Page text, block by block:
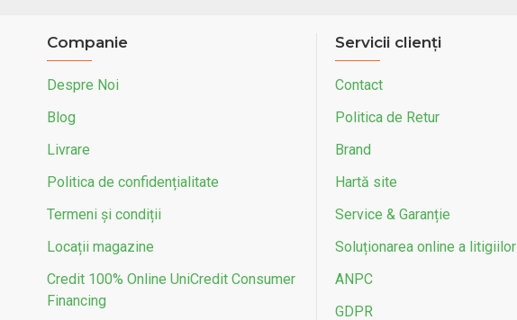
Companie
Despre Noi
Blog
Livrare
Politica de confidențialitate
Termeni și condiții
Locații magazine
Credit 100% Online UniCredit Consumer
Financing
Servicii clienți
Contact
Politica de Retur
Brand
Hartă site
Service & Garanție
Soluționarea online a litigiilor
ANPC
GDPR